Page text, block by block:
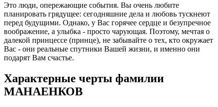
Это люди, опережающие события. Вы очень любите
планировать грядущее: сегодняшние дела и любовь тускнеют
перед будущими. Однако, у Вас горячее сердце и безупречное
воображение, а улыбка - просто чарующая. Поэтому, мечтая о
далекой принцессе (принце), не забывайте о тех, кто окружает
Вас - они реальные спутники Вашей жизни, и именно они
подарят Вам счастье.
Характерные черты фамилии
МАНАЕНКОВ